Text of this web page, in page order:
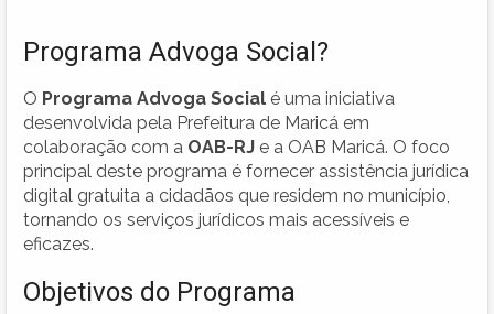
Programa Advoga Social?
O Programa Advoga Social é uma iniciativa
desenvolvida pela Prefeitura de Maricá em
colaboração com a OAB-RJ e a OAB Maricá. O foco
principal deste programa é fornecer assistência jurídica
digital gratuita a cidadãos que residem no município,
tornando os serviços jurídicos mais acessíveis e
eficazes.
Objetivos do Programa